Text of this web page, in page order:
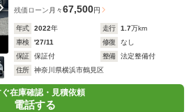
残価ローン 月々67,500円
年式 2022年 走行 1.7万km
車検
'27/11 修復
なし
保証
保証付 整備
法定整備付
住所
神奈川県横浜市鶴見区
在庫確認・見積依頼
電話する